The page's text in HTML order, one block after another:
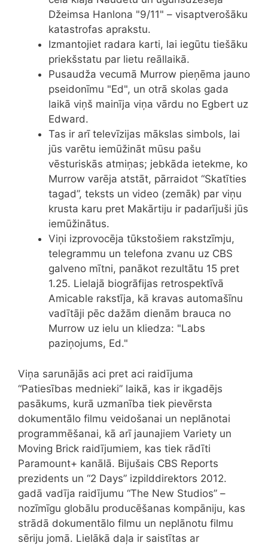
Džeimsa Hanlona "9/11" – visaptverošāku
katastrofas aprakstu.
Izmantojiet radara karti, lai iegūtu tiešāku
priekšstatu par lietu reāllaikā.
Pusaudža vecumā Murrow pieņēma jauno
pseidonīmu "Ed", un otrā skolas gada
laikā viņš mainīja viņa vārdu no Egbert uz
Edward.
Tas ir arī televīzijas mākslas simbols, lai
jūs varētu iemūžināt mūsu pašu
vēsturiskās atmiņas; jebkāda ietekme, ko
Murrow varēja atstāt, pārraidot “Skatīties
tagad”, teksts un video (zemāk) par viņu
krusta karu pret Makārtiju ir padarījuši jūs
iemūžinātus.
Viņi izprovocēja tūkstošiem rakstzīmju,
telegrammu un telefona zvanu uz CBS
galveno mītni, panākot rezultātu 15 pret
1.25. Lielajā biogrāfijas retrospektīvā
Amicable rakstīja, kā kravas automašīnu
vadītāji pēc dažām dienām brauca no
Murrow uz ielu un kliedza: "Labs
paziņojums, Ed."
Viņa sarunājās aci pret aci raidījuma
“Patiesības mednieki” laikā, kas ir ikgadējs
pasākums, kurā uzmanība tiek pievērsta
dokumentālo filmu veidošanai un neplānotai
programmēšanai, kā arī jaunajiem Variety un
Moving Brick raidījumiem, kas tiek rādīti
Paramount+ kanālā. Bijušais CBS Reports
prezidents un “2 Days” izpilddirektors 2012.
gadā vadīja raidījumu “The New Studios” –
nozīmīgu globālu producēšanas kompāniju, kas
strādā dokumentālo filmu un neplānotu filmu
sēriju jomā. Lielākā daļa ir saistītas ar